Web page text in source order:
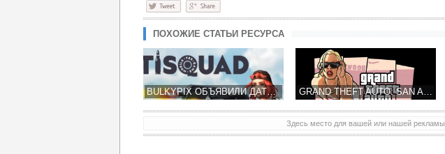
ПОХОЖИЕ СТАТЬИ РЕСУРСА
BULKYPIX ОБЪЯВИЛИ ДАТУ ВЫХОДА ПОШАГОВОЙ ИГРЫ ANTISQUAD
Здесь место для вашей или нашей рекламы